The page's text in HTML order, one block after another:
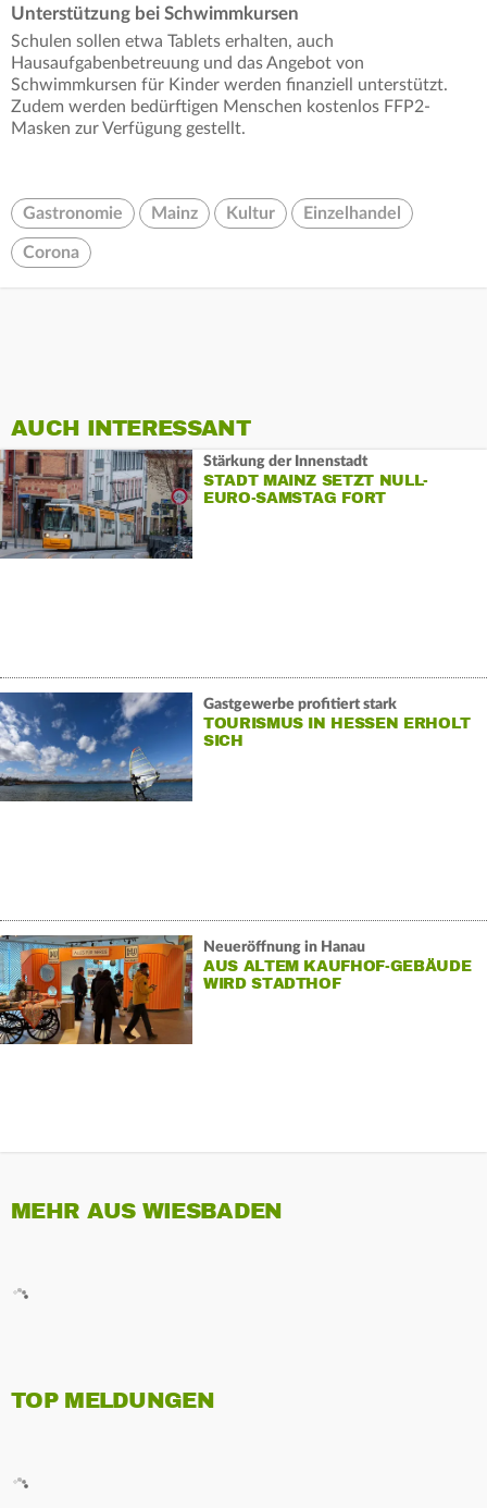
Unterstützung bei Schwimmkursen
Schulen sollen etwa Tablets erhalten, auch
Hausaufgabenbetreuung und das Angebot von
Schwimmkursen für Kinder werden finanziell unterstützt.
Zudem werden bedürftigen Menschen kostenlos FFP2-
Masken zur Verfügung gestellt.
Gastronomie Mainz Kultur Einzelhandel
Corona
AUCH INTERESSANT
Stärkung der Innenstadt
STADT MAINZ SETZT NULL-
EURO-SAMSTAG FORT
Gastgewerbe profitiert stark
TOURISMUS IN HESSEN ERHOLT
SICH
Neueröffnung in Hanau
AUS ALTEM KAUFHOF-GEBÄUDE
WIRD STADTHOF
MEHR AUS WIESBADEN
TOP MELDUNGEN